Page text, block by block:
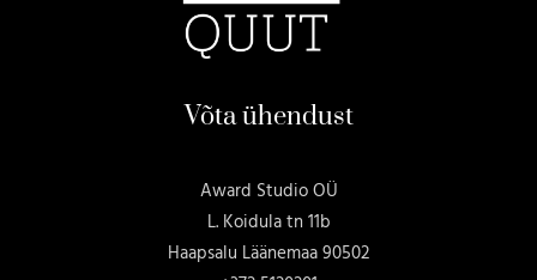
Võta ühendust
Award Studio OÜ
L. Koidula tn 11b
Haapsalu Läänemaa 90502